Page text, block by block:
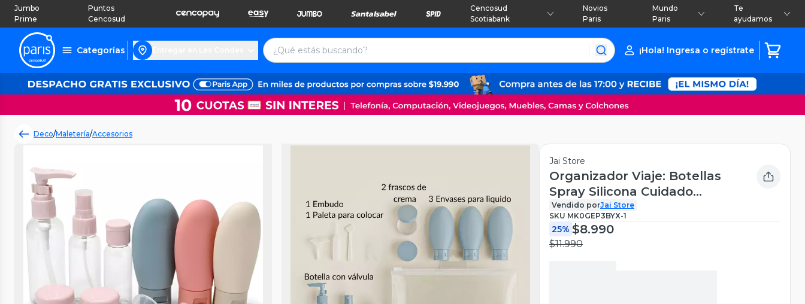
Jumbo
Prime
Puntos
Cencosud
Cencosud
Scotiabank
Novios
Paris
Mundo
Paris
Te
ayudamos
Categorías ¡Hola! Ingresa o regístrate
Deco/Maletería/Accesorios
Jai Store
Organizador Viaje: Botellas
Spray Silicona Cuidado
Personal
Vendido porJai Store
SKU MK0GEP3BYX-1
25% $8.990
$11.990